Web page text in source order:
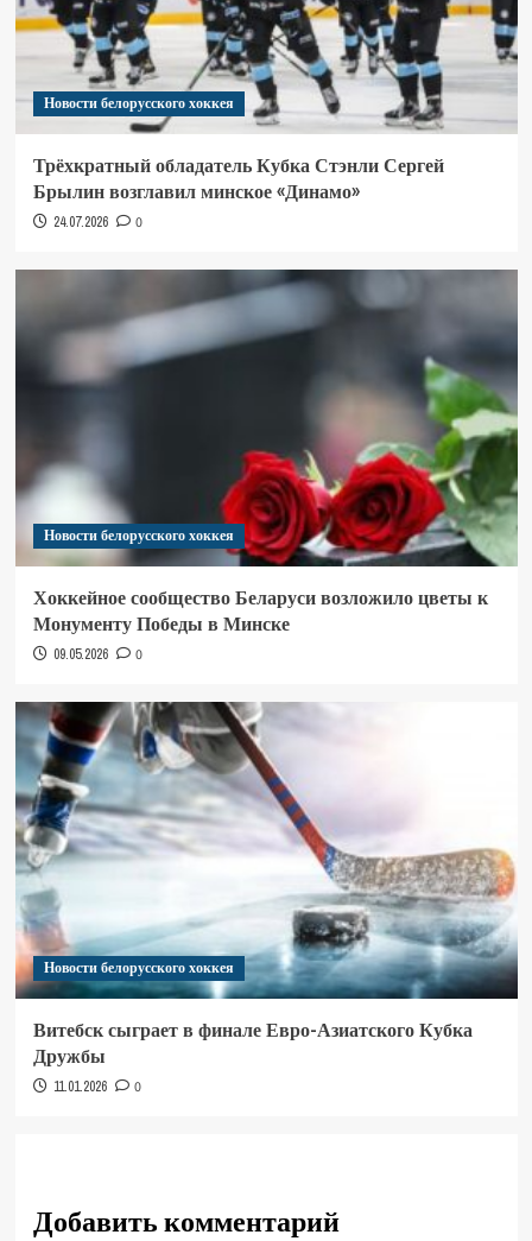
Новости белорусского хоккея
Трёхкратный обладатель Кубка Стэнли Сергей
Брылин возглавил минское «Динамо»
24.07.2026 0
Новости белорусского хоккея
Хоккейное сообщество Беларуси возложило цветы к
Монументу Победы в Минске
09.05.2026 0
Новости белорусского хоккея
Витебск сыграет в финале Евро-Азиатского Кубка
Дружбы
11.01.2026 0
Добавить комментарий